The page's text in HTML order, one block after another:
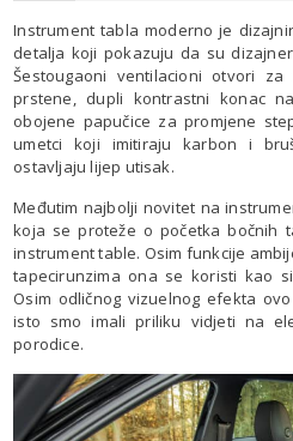
Instrument tabla moderno je
detalja koji pokazuju da su
Šestougaoni ventilacioni otvori
prstene, dupli kontrastni konac
obojene papučice za promjene
umetci koji imitiraju karbon i
ostavljaju lijep utisak.
Međutim najbolji novitet na
koja se proteže o početka bočnih
instrument table. Osim funkcije
tapecirunzima ona se koristi kao
Osim odličnog vizuelnog efekta
isto smo imali priliku vidjeti na
porodice.